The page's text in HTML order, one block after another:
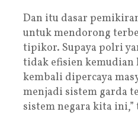
Dan itu dasar
untuk mendorong
tipikor. Supaya polri
tidak efisien
kembali dipercaya
menjadi sistem garda
sistem negara kita ini,”